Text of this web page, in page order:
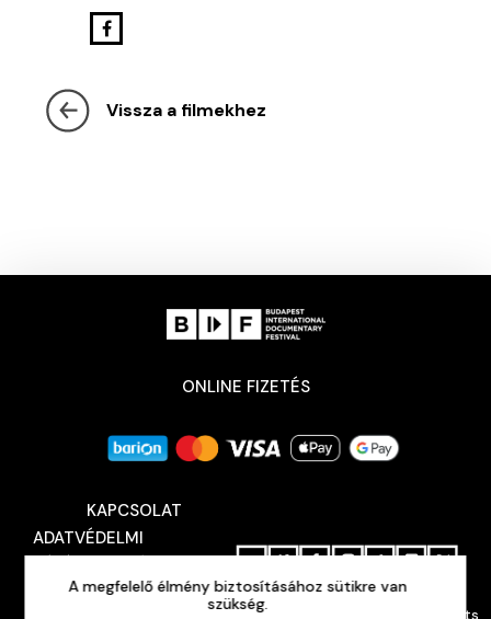
BEJELENTKEZÉS
Vissza a filmekhez
ONLINE FIZETÉS
KAPCSOLAT
ADATVÉDELMI
SAJTÓ
Budapest International Documentary Festival © 2026 All rights
A megfelelő élmény biztosításához sütikre van
szükség.